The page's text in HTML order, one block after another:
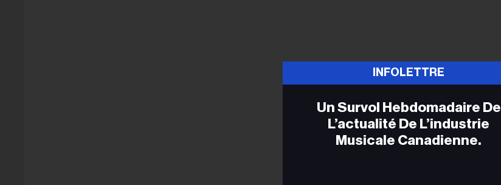
INFOLETTRE
Un Survol Hebdomadaire De
L’actualité De L’industrie
Musicale Canadienne.